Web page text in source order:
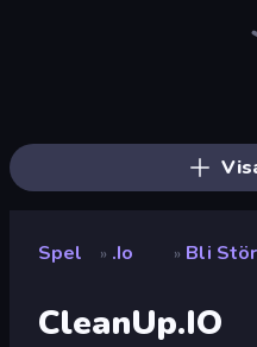
Spel » .io » Bli
CleanUp.IO